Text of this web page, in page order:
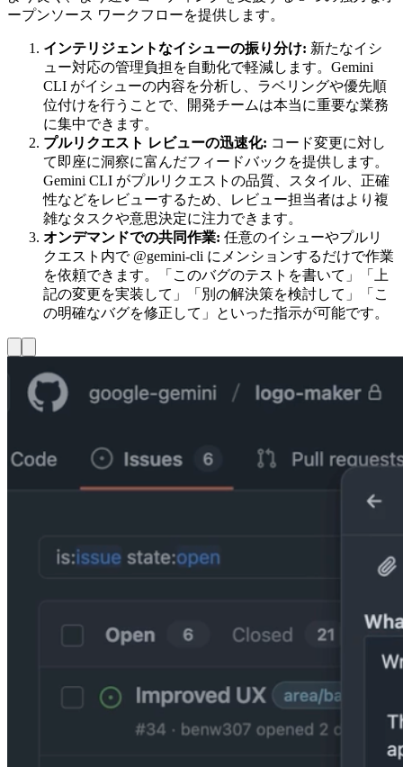
ープンソース ワークフローを提供します。
インテリジェントなイシューの振り分け: 新たなイシ
ュー対応の管理負担を自動化で軽減します。Gemini
CLI がイシューの内容を分析し、ラベリングや優先順
位付けを行うことで、開発チームは本当に重要な業務
に集中できます。
プルリクエスト レビューの迅速化: コード変更に対し
て即座に洞察に富んだフィードバックを提供します。
Gemini CLI がプルリクエストの品質、スタイル、正確
性などをレビューするため、レビュー担当者はより複
雑なタスクや意思決定に注力できます。
オンデマンドでの共同作業: 任意のイシューやプルリ
クエスト内で @gemini-cli にメンションするだけで作業
を依頼できます。「このバグのテストを書いて」「上
記の変更を実装して」「別の解決策を検討して」「こ
の明確なバグを修正して」といった指示が可能です。